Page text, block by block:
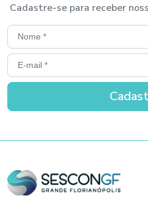
Cadastre-se para receber